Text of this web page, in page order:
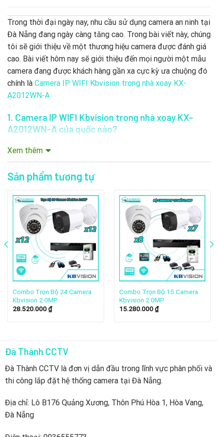
Trong thời đại ngày nay, nhu cầu sử dụng camera an ninh tại
Đà Nẵng đang ngày càng tăng cao. Trong bài viết này, chúng
tôi sẽ giới thiệu về một thương hiệu camera được đánh giá
cao. Bài viết hôm nay sẽ giới thiệu đến mọi người một mẫu
camera đang được khách hàng gần xa cực kỳ ưa chuộng đó
chính là Camera IP WIFI Kbvision trong nhà xoay KX-
A2012WN-A
1. Camera IP WIFI Kbvision trong nhà xoay KX-
A2012WN-A của quốc nào?
KBVISION là thương hiệu camera xuất xứ từ Mỹ . Chất
nhiều nhà máy trên thế giới, Mỹ, Hồng Kong, Đài Loan, Trung
Quốc.
KBVISION chuyên cung cấp những giải pháp an ninh toàn
diện, với mức chi phí cạnh tranh, phù hợp với thị trường; bên
cạnh đó, yếu tố chất lượng hoàn toàn được đảm bảo.
KBVISION KX-AF2112N2 là dòng camera chất lượng cao.
Sản phẩm có giá thành hợp lý cho các công trình, gia đình,
văn phòng, cửa hàng, trường học.
2. Quá trìnhhình thành thương hiệu camera
Kbvision
Xem thêm
Sản phẩm tương tự
Combo Trọn Bộ 24 Camera
Kbvision 2.0MP
28.520.000₫
Combo Trọn Bộ 15 Camera
Kbvision 2.0MP
15.280.000₫
Đà Thành CCTV
Đà Thành CCTV là đơn vị dẫn đầu trong lĩnh vực phân phối và
thi công lắp đặt hệ thống camera tại Đà Nẵng.
Địa chỉ: Lô B176 Quảng Xương, Thôn Phú Hòa 1, Hòa Vang,
Đà Nẵng